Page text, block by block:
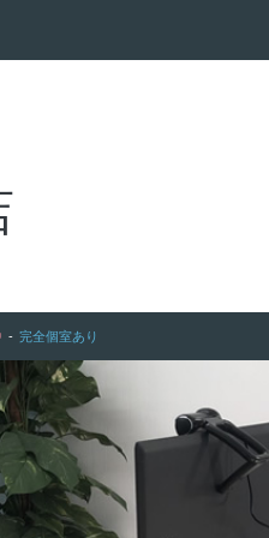
完全個室あり